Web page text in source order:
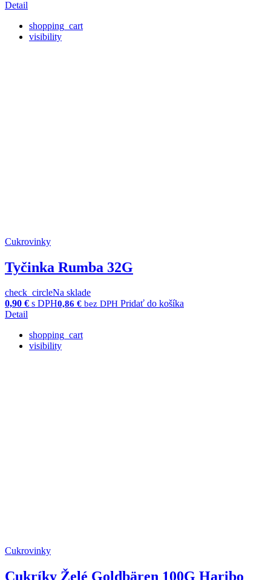
Detail
shopping_cart
visibility
Cukrovinky
Tyčinka Rumba 32G
check_circleNa sklade
0,90 € s DPH0,86 € bez DPH Pridať do košíka
Detail
shopping_cart
visibility
Cukrovinky
Cukríky Želé Goldbären 100G Haribo